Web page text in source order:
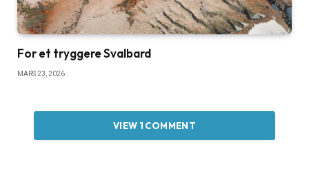
For et tryggere Svalbard
MARS 23, 2026
VIEW 1 COMMENT